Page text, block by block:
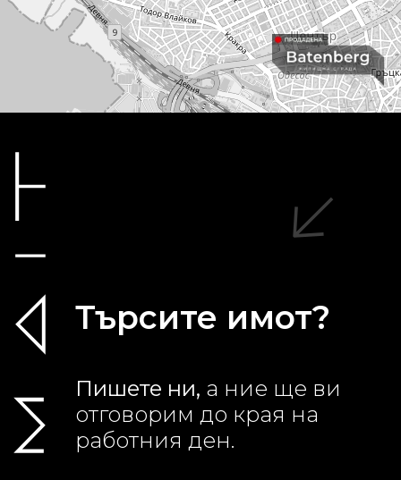
Търсите имот?
Пишете ни, а ние ще ви
отговорим до края на
работния ден.